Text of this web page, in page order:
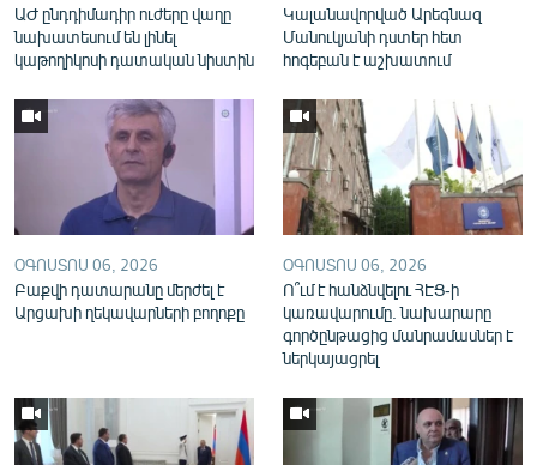
English
Русский
ՀԵՏԵՎԵՔ ՄԵԶ
«Ազատության» բոլոր կայքերը
ԱԺ ընդդիմադիր ուժերը վաղը
նախատեսում են լինել
կաթողիկոսի դատական նիստին
Կալանավորված Արեգնազ
Մանուկյանի դստեր հետ
հոգեբան է աշխատում
ՕԳՈՍՏՈՍ 06, 2026
Բաքվի դատարանը մերժել է
Արցախի ղեկավարների բողոքը
ՕԳՈՍՏՈՍ 06, 2026
Ո՞ւմ է հանձնվելու ՀԷՑ-ի
կառավարումը. նախարարը
գործընթացից մանրամասներ է
ներկայացրել